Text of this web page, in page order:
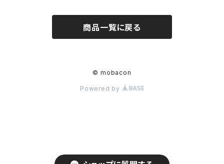
商品一覧に戻る
© mobacon
Powered by